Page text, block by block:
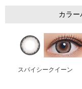
カラー
スパイシークイーン